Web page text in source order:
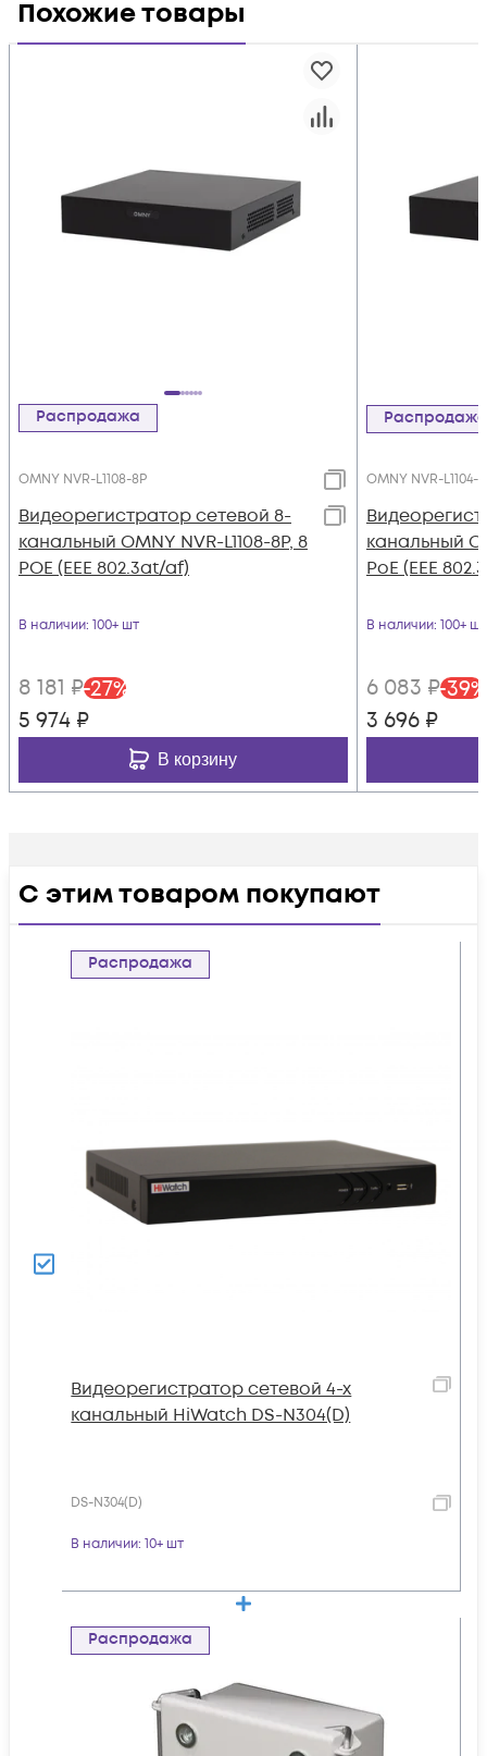
Похожие товары
Распродажа
OMNY NVR-L1108-8P
Видеорегистратор сетевой 8-
канальный OMNY NVR-L1108-8P, 8
POE (EEE 802.3at/af)
В наличии: 100+ шт
8 181 ₽-27%
5 974 ₽
В корзину
Распродажа
OMNY NVR-L1104-
канальный
PoE (EEE
В наличии: 100+ шт
6 083 ₽-39%
3 696 ₽
С этим товаром покупают
Распродажа
Видеорегистратор сетевой 4-х
канальный HiWatch DS-N304(D)
DS-N304(D)
В наличии: 10+ шт
Распродажа